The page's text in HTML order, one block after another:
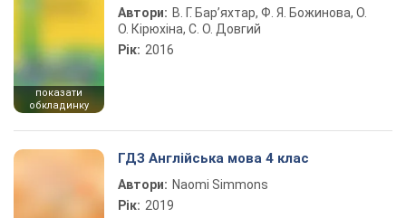
показати
обкладинку
Автори: В. Г. Бар’яхтар, Ф. Я. Божинова, О.
О. Кірюхіна, С. О. Довгий
Рік: 2016
ГДЗ Англійська мова 4 клас
Автори: Naomi Simmons
Рік: 2019